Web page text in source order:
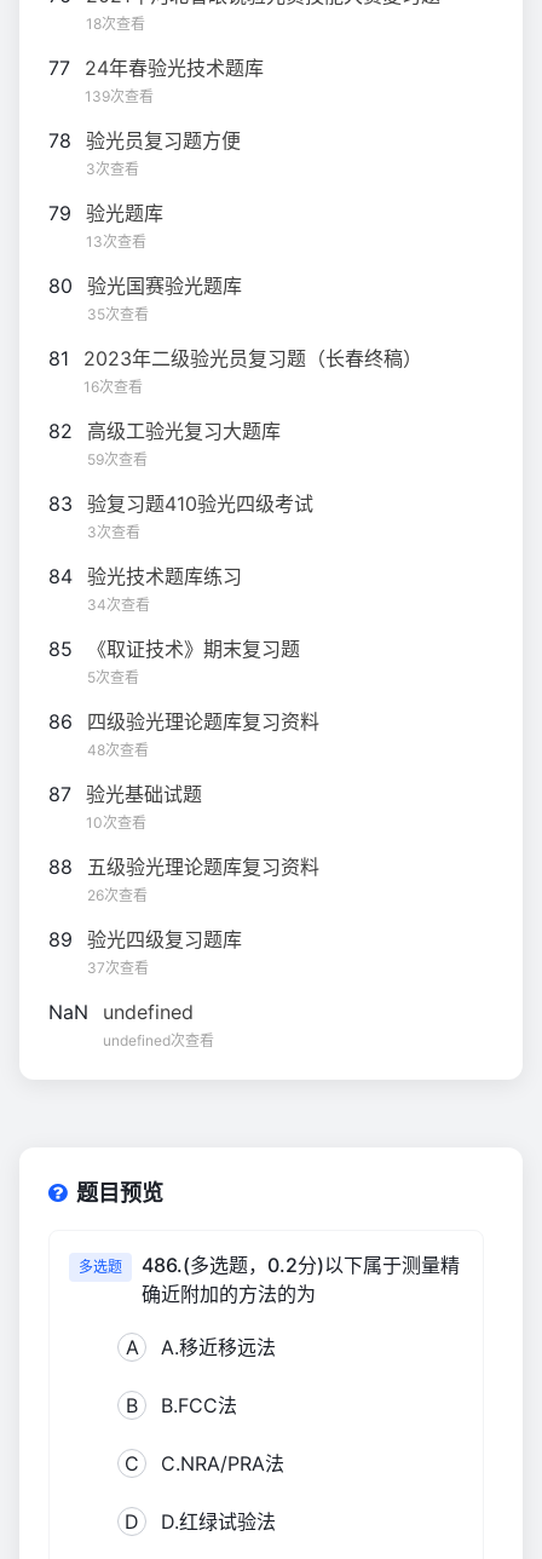
18次查看
77 24年春验光技术题库
139次查看
78 验光员复习题方便
3次查看
79 验光题库
13次查看
80 验光国赛验光题库
35次查看
81 2023年二级验光员复习题（长春终稿）
16次查看
82 高级工验光复习大题库
59次查看
83 验复习题410验光四级考试
3次查看
84 验光技术题库练习
34次查看
85 《取证技术》期末复习题
5次查看
86 四级验光理论题库复习资料
48次查看
87 验光基础试题
10次查看
88 五级验光理论题库复习资料
26次查看
89 验光四级复习题库
37次查看
NaN undefined
undefined次查看
题目预览
多选题
486.(多选题，0.2分)以下属于测量精
确近附加的方法的为
A A.移近移远法
B B.FCC法
C C.NRA/PRA法
D D.红绿试验法